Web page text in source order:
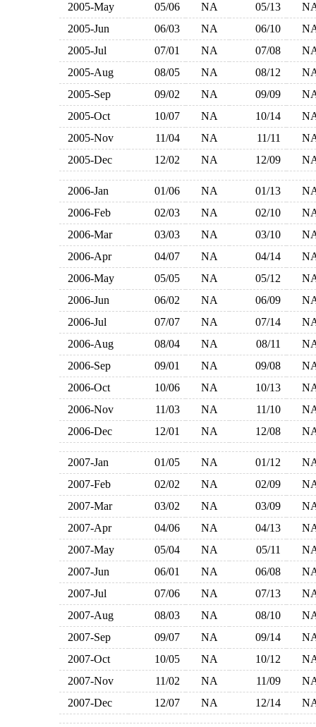
2005-May
05/06 NA 05/13
2005-Jun
06/03 NA 06/10
2005-Jul
07/01 NA 07/08
2005-Aug
08/05 NA 08/12
2005-Sep
09/02 NA 09/09
2005-Oct
10/07 NA 10/14
2005-Nov
11/04 NA 11/11
2005-Dec
12/02 NA 12/09
2006-Jan 01/06 NA 01/13
2006-Feb
02/03 NA 02/10
2006-Mar
03/03 NA 03/10
2006-Apr
04/07 NA 04/14
2006-May
05/05 NA 05/12
2006-Jun
06/02 NA 06/09
2006-Jul
07/07 NA 07/14
2006-Aug
08/04 NA 08/11
2006-Sep
09/01 NA 09/08
2006-Oct
10/06 NA 10/13
2006-Nov
11/03 NA 11/10
2006-Dec
12/01 NA 12/08
2007-Jan 01/05 NA 01/12
2007-Feb
02/02 NA 02/09
2007-Mar
03/02 NA 03/09
2007-Apr
04/06 NA 04/13
2007-May
05/04 NA 05/11
2007-Jun
06/01 NA 06/08
2007-Jul
07/06 NA 07/13
2007-Aug
08/03 NA 08/10
2007-Sep
09/07 NA 09/14
2007-Oct
10/05 NA 10/12
2007-Nov
11/02 NA 11/09
2007-Dec
12/07 NA 12/14